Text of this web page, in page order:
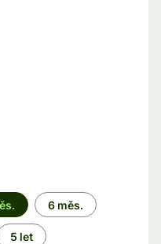
6 měs.
5 let